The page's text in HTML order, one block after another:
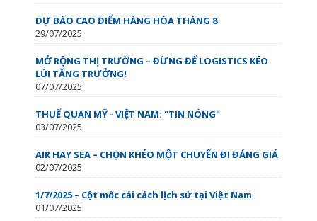
DỰ BÁO CAO ĐIỂM HÀNG HÓA THÁNG 8
29/07/2025
MỞ RỘNG THỊ TRƯỜNG – ĐỪNG ĐỂ LOGISTICS KÉO
LÙI TĂNG TRƯỞNG!
07/07/2025
THUẾ QUAN MỸ - VIỆT NAM: "TIN NÓNG"
03/07/2025
AIR HAY SEA – CHỌN KHÉO MỘT CHUYẾN ĐI ĐÁNG GIÁ
02/07/2025
1/7/2025 – Cột mốc cải cách lịch sử tại Việt Nam
01/07/2025